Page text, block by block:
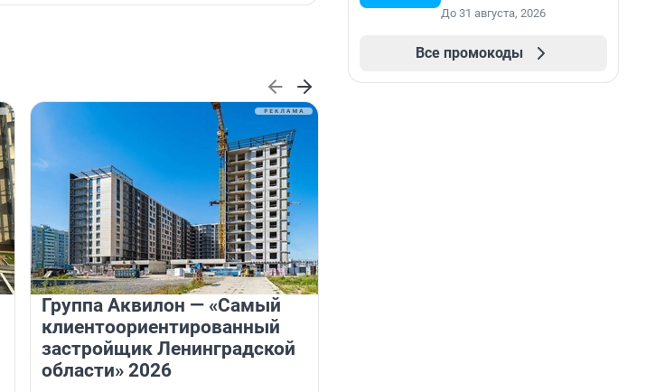
Группа Аквилон — «Самый
клиентоориентированный
застройщик Ленинградской
области» 2026
До 31 августа, 2026
Все промокоды